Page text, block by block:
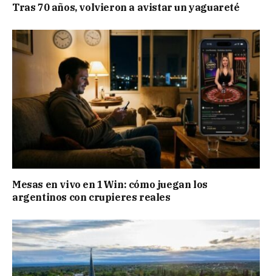
Tras 70 años, volvieron a avistar un yaguareté
Mesas en vivo en 1Win: cómo juegan los
argentinos con crupieres reales